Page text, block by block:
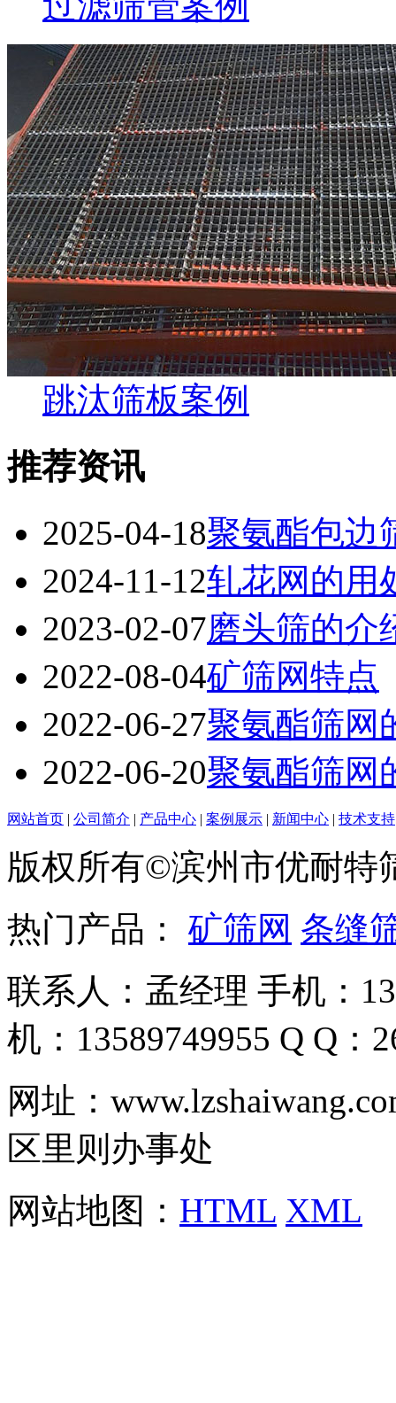
跳汰筛板案例
推荐资讯
2025-04-18聚氨酯包边
2024-11-12轧花网的用
2023-02-07磨头筛的介
2022-08-04矿筛网特点
2022-06-27聚氨酯筛网
2022-06-20聚氨酯筛网
网站首页 | 公司简介 | 产品中心 | 案例展示 | 新闻中心 | 技术支持
版权所有©滨州市优耐特
热门产品： 矿筛网 条缝
联系人：孟经理 手机：
机：13589749955 Q Q：
网址：
区里则办事处
网站地图： HTML XML